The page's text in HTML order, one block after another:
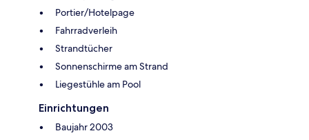
Portier/Hotelpage
Fahrradverleih
Strandtücher
Sonnenschirme am Strand
Liegestühle am Pool
Einrichtungen
Baujahr 2003